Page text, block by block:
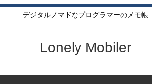
デジタルノマドなプログラマーのメモ帳
Lonely Mobiler